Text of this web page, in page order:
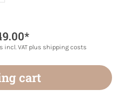
desired amount or
incl. VAT plus shipping costs
cart